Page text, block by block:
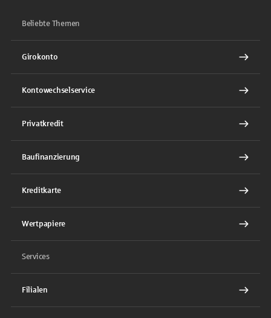
Beliebte Themen
Girokonto
Kontowechselservice
Privatkredit
Baufinanzierung
Kreditkarte
Wertpapiere
Services
Filialen